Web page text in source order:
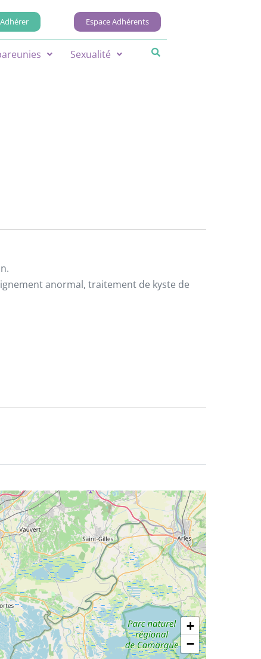
Adhérer Espace Adhérents
Sexualité
anormal, traitement de kyste de
+
−